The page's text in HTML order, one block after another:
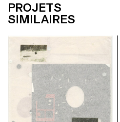
PROJETS
SIMILAIRES